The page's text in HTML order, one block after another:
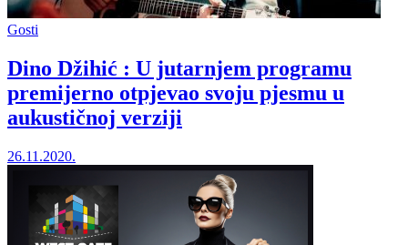
Gosti
Dino Džihić : U jutarnjem programu
premijerno otpjevao svoju pjesmu u
aukustičnoj verziji
26.11.2020.